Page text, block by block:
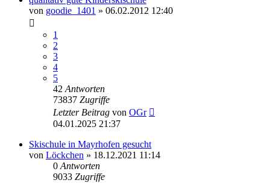
von goodie_1401 » 06.02.2012 12:40
1
2
3
4
5
42 Antworten
73837 Zugriffe
Letzter Beitrag von OGr
04.01.2025 21:37
Skischule in Mayrhofen gesucht
von Löckchen » 18.12.2021 11:14
0 Antworten
9033 Zugriffe